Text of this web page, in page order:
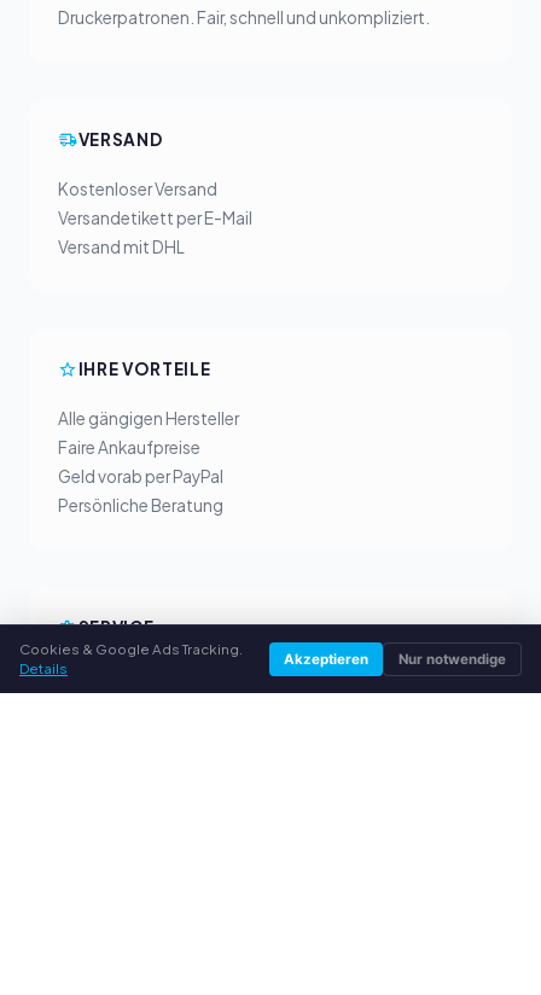
Druckerpatronen. Fair, schnell und unkompliziert.
VERSAND
Kostenloser Versand
Versandetikett per E-Mail
Versand mit DHL
IHRE VORTEILE
Alle gängigen Hersteller
Faire Ankaufpreise
Geld vorab per PayPal
Persönliche Beratung
SERVICE
Über uns
Cookies & Google Ads Tracking.
Details
Akzeptieren Nur notwendige